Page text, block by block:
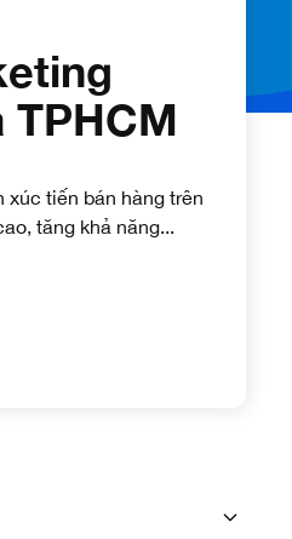
TPHCM
xúc tiến bán hàng trên
tăng khả năng...